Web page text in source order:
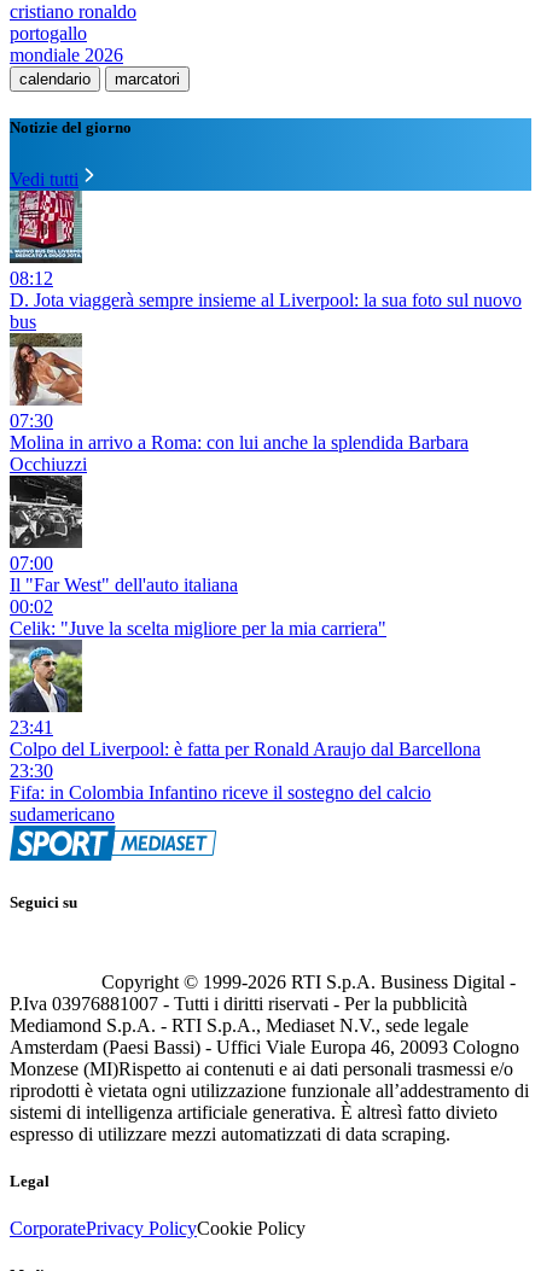
cristiano ronaldo
portogallo
mondiale 2026
calendario marcatori
Notizie del giorno
Vedi tutti
08:12
D. Jota viaggerà sempre insieme al Liverpool: la sua foto sul nuovo
bus
07:30
Molina in arrivo a Roma: con lui anche la splendida Barbara
Occhiuzzi
07:00
Il "Far West" dell'auto italiana
00:02
Celik: "Juve la scelta migliore per la mia carriera"
23:41
Colpo del Liverpool: è fatta per Ronald Araujo dal Barcellona
23:30
Fifa: in Colombia Infantino riceve il sostegno del calcio
sudamericano
Seguici su
Copyright © 1999-2026 RTI S.p.A. Business Digital -
P.Iva 03976881007 - Tutti i diritti riservati - Per la pubblicità
Mediamond S.p.A. - RTI S.p.A., Mediaset N.V., sede legale
Amsterdam (Paesi Bassi) - Uffici Viale Europa 46, 20093 Cologno
Monzese (MI)Rispetto ai contenuti e ai dati personali trasmessi e/o
riprodotti è vietata ogni utilizzazione funzionale all’addestramento di
sistemi di intelligenza artificiale generativa. È altresì fatto divieto
espresso di utilizzare mezzi automatizzati di data scraping.
Legal
CorporatePrivacy PolicyCookie Policy